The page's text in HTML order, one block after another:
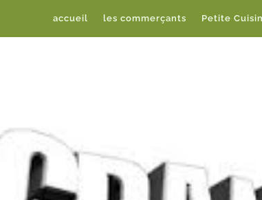
accueil les commerçants Petite